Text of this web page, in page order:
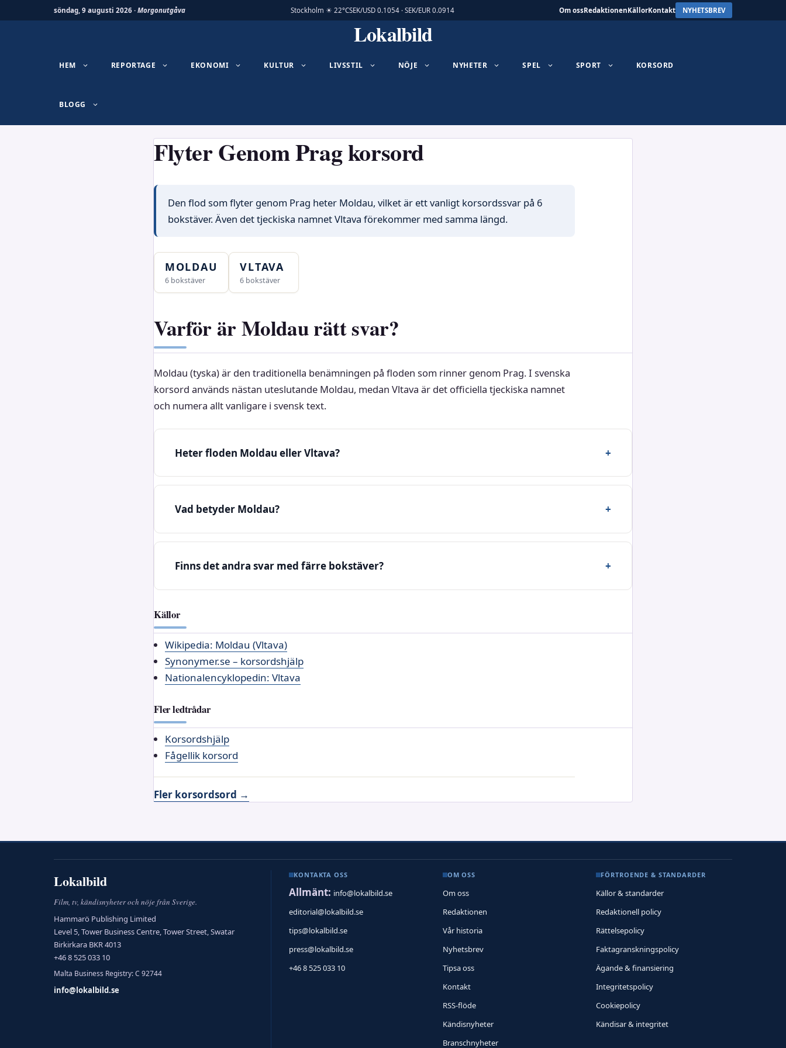
söndag, 9 augusti 2026 · Morgonutgåva Stockholm ☀ 22°CSEK/USD 0.1054 · SEK/EUR 0.0914 Om ossRedaktionenKällorKontakt NYHETSBREV
Lokalbild
HEM REPORTAGE EKONOMI KULTUR LIVSSTIL NÖJE NYHETER SPEL SPORT KORSORD
BLOGG
Flyter Genom Prag korsord
Den flod som flyter genom Prag heter Moldau, vilket är ett vanligt korsordssvar på 6
bokstäver. Även det tjeckiska namnet Vltava förekommer med samma längd.
MOLDAU
6 bokstäver
VLTAVA
6 bokstäver
Varför är Moldau rätt svar?
Moldau (tyska) är den traditionella benämningen på floden som rinner genom Prag. I svenska
korsord används nästan uteslutande Moldau, medan Vltava är det officiella tjeckiska namnet
och numera allt vanligare i svensk text.
Heter floden Moldau eller Vltava?
Vad betyder Moldau?
Finns det andra svar med färre bokstäver?
Källor
Wikipedia: Moldau (Vltava)
Synonymer.se – korsordshjälp
Nationalencyklopedin: Vltava
Fler ledtrådar
Korsordshjälp
Fågellik korsord
Fler korsordsord →
Lokalbild
Film, tv, kändisnyheter och nöje från Sverige.
Hammarö Publishing Limited
Level 5, Tower Business Centre, Tower Street, Swatar
Birkirkara BKR 4013
+46 8 525 033 10
Malta Business Registry: C 92744
info@lokalbild.se
KONTAKTA OSS
Allmänt: info@lokalbild.se
editorial@lokalbild.se
tips@lokalbild.se
press@lokalbild.se
+46 8 525 033 10
OM OSS
Om oss
Redaktionen
Vår historia
Nyhetsbrev
Tipsa oss
Kontakt
RSS-flöde
Kändisnyheter
Branschnyheter
FÖRTROENDE & STANDARDER
Källor & standarder
Redaktionell policy
Rättelsepolicy
Faktagranskningspolicy
Ägande & finansiering
Integritetspolicy
Cookiepolicy
Kändisar & integritet